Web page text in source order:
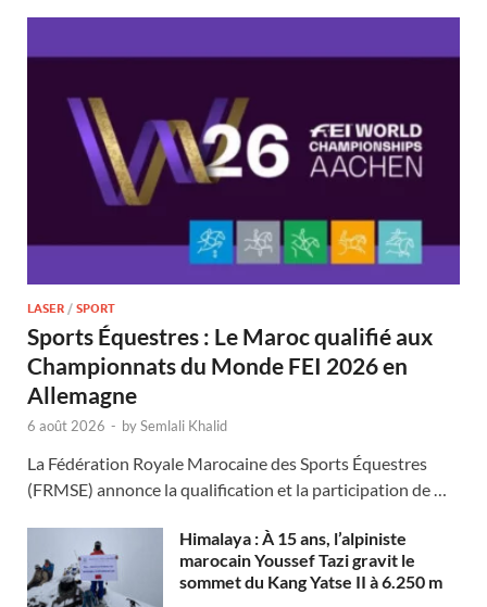
LASER / SPORT
Sports Équestres : Le Maroc qualifié aux
Championnats du Monde FEI 2026 en
Allemagne
6 août 2026 - bySemlali Khalid
La Fédération Royale Marocaine des Sports Équestres
(FRMSE) annonce la qualification et la participation de …
Himalaya : À 15 ans, l’alpiniste
marocain Youssef Tazi gravit le
sommet du Kang Yatse II à 6.250 m